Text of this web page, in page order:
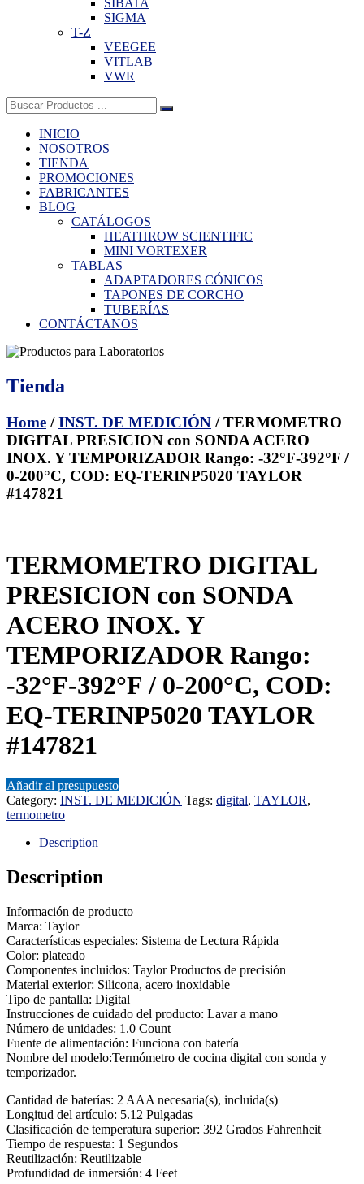
SIBATA
SIGMA
T-Z
VEEGEE
VITLAB
VWR
Buscar:
INICIO
NOSOTROS
TIENDA
PROMOCIONES
FABRICANTES
BLOG
CATÁLOGOS
HEATHROW SCIENTIFIC
MINI VORTEXER
TABLAS
ADAPTADORES CÓNICOS
TAPONES DE CORCHO
TUBERÍAS
CONTÁCTANOS
Tienda
Home /INST. DE MEDICIÓN / TERMOMETRO
DIGITAL PRESICION con SONDA ACERO
INOX. Y TEMPORIZADOR Rango: -32°F-392°F /
0-200°C, COD: EQ-TERINP5020 TAYLOR
#147821
TERMOMETRO DIGITAL
PRESICION con SONDA
ACERO INOX. Y
TEMPORIZADOR Rango:
-32°F-392°F / 0-200°C, COD:
EQ-TERINP5020 TAYLOR
#147821
Añadir al presupuesto
Category: INST. DE MEDICIÓN Tags: digital, TAYLOR,
termometro
Description
Description
Información de producto
Marca: Taylor
Características especiales: Sistema de Lectura Rápida
Color: plateado
Componentes incluidos: Taylor Productos de precisión
Material exterior: Silicona, acero inoxidable
Tipo de pantalla: Digital
Instrucciones de cuidado del producto: Lavar a mano
Número de unidades: 1.0 Count
Fuente de alimentación: Funciona con batería
Nombre del modelo:Termómetro de cocina digital con sonda y
temporizador.
Cantidad de baterías: 2 AAA necesaria(s), incluida(s)
Longitud del artículo: 5.12 Pulgadas
Clasificación de temperatura superior: 392 Grados Fahrenheit
Tiempo de respuesta: 1 Segundos
Reutilización: Reutilizable
Profundidad de inmersión: 4 Feet